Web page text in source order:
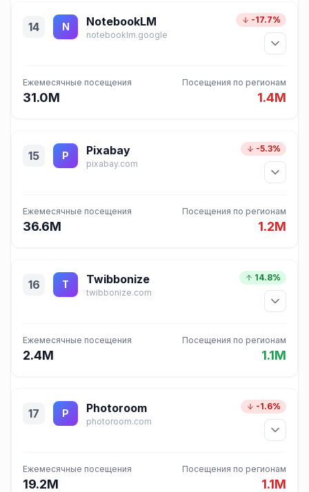
14 N NotebookLM
notebooklm.google
-17.7%
Ежемесячные посещения
31.0M
Посещения по регионам
1.4M
15 P Pixabay
pixabay.com
-5.3%
Ежемесячные посещения
36.6M
Посещения по регионам
1.2M
16 T Twibbonize
twibbonize.com
14.8%
Ежемесячные посещения
2.4M
Посещения по регионам
1.1M
17 P Photoroom
photoroom.com
-1.6%
Ежемесячные посещения
19.2M
Посещения по регионам
1.1M